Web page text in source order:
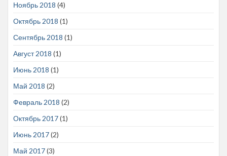
Ноябрь 2018 (4)
Октябрь 2018 (1)
Сентябрь 2018 (1)
Август 2018 (1)
Июнь 2018 (1)
Май 2018 (2)
Февраль 2018 (2)
Октябрь 2017(1)
Июнь 2017(2)
Май 2017(3)